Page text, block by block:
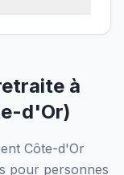
à
d'Or)
Côte-d'Or
pour personnes